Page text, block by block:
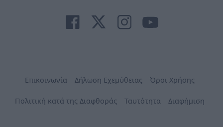
Επικοινωνία Δήλωση Εχεμύθειας Όροι Χρήσης
Πολιτική κατά της Διαφθοράς Ταυτότητα Διαφήμιση